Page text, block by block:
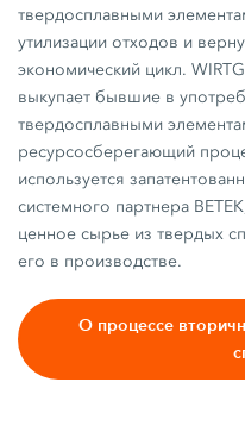
твердосплавными
утилизации отходов и
экономический цикл.
выкупает бывшие в
твердосплавными
ресурсосберегающий
используется
системного партнера
ценное сырье из твердых
его в производстве.
О процессе